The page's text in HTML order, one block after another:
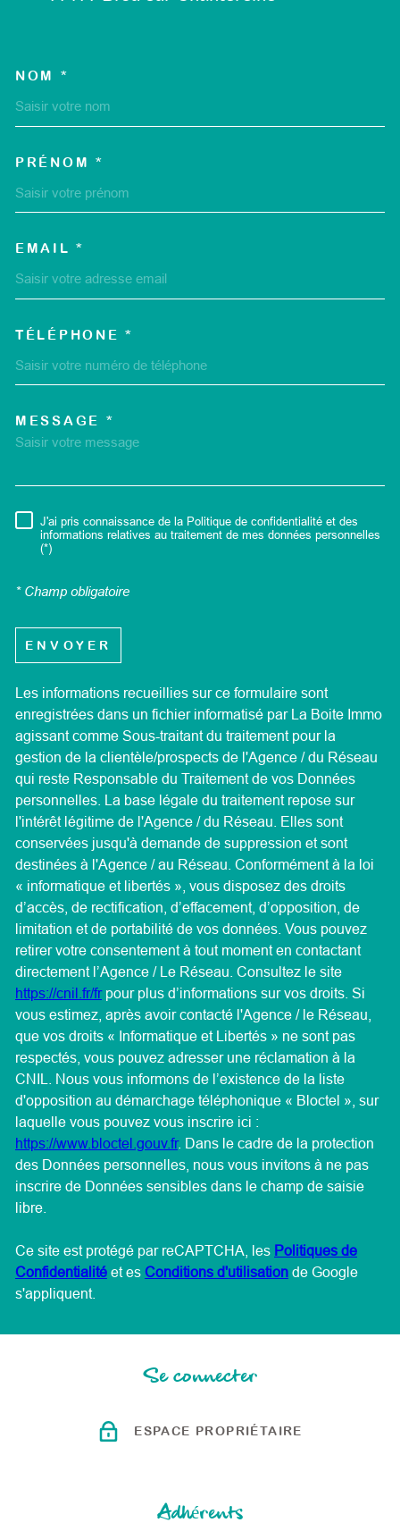
NOM *
PRÉNOM *
EMAIL *
TÉLÉPHONE *
MESSAGE *
RÈGLEMENTATION
J'ai pris connaissance de la Politique de confidentialité et des
informations relatives au traitement de mes données personnelles
(*)
* Champ obligatoire
ENVOYER
Les informations recueillies sur ce formulaire sont
enregistrées dans un fichier informatisé par La Boite Immo
agissant comme Sous-traitant du traitement pour la
gestion de la clientèle/prospects de l'Agence / du Réseau
qui reste Responsable du Traitement de vos Données
personnelles. La base légale du traitement repose sur
l'intérêt légitime de l'Agence / du Réseau. Elles sont
conservées jusqu'à demande de suppression et sont
destinées à l'Agence / au Réseau. Conformément à la loi
« informatique et libertés », vous disposez des droits
d’accès, de rectification, d’effacement, d’opposition, de
limitation et de portabilité de vos données. Vous pouvez
retirer votre consentement à tout moment en contactant
directement l’Agence / Le Réseau. Consultez le site
https://cnil.fr/frpour plus d’informations sur vos droits. Si
vous estimez, après avoir contacté l'Agence / le Réseau,
que vos droits « Informatique et Libertés » ne sont pas
respectés, vous pouvez adresser une réclamation à la
CNIL. Nous vous informons de l’existence de la liste
d'opposition au démarchage téléphonique « Bloctel », sur
laquelle vous pouvez vous inscrire ici :
https://www.bloctel.gouv.fr. Dans le cadre de la protection
des Données personnelles, nous vous invitons à ne pas
inscrire de Données sensibles dans le champ de saisie
libre.
Ce site est protégé par reCAPTCHA, les Politiques de
Confidentialité et es Conditions d'utilisation de Google
s'appliquent.
Se connecter
ESPACE PROPRIÉTAIRE
Adhérents